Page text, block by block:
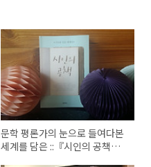
문학 평론가의 눈으로 들여다본
세계를 담은 ::『시인의 공책』